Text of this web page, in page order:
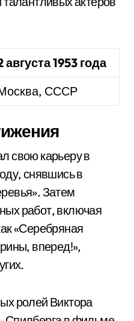
августа 1953 года
СССР
свою карьеру в
снявшись в
Затем
работ, включая
«Серебряная
вперед!»,
ролей Виктора